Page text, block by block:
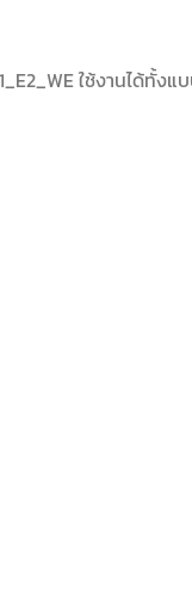
ใช้งานได้ทั้